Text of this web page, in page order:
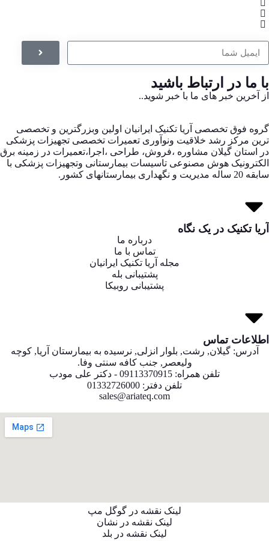
با ما در ارتباط باشید
از آخرین خبر های ما با خبر شوید..
گروه فوق تخصصی آریا تکنیک ایرانیان اولین وبزرگترین و تخصصی
ترین مرکز رشد خلاقیت ونوآوری تعمیرات تخصصی تجهیزات پزشکی
در استان گیلان مشاوره ،فروش، طراحی ،اجرا،تعمیرات در زمینه برق
الکترونیک هوش مصنوعی تاسیسات بیمارستانی وتجهیزات پزشکی با
سابقه 20 ساله مدیریت و نگهداری بیمارستانهای کشور.
آریا تکنیک در یک نگاه
درباره ما
تماس با ما
مجله آریا تکنیک ایرانیان
پشتیبانی بله
پشتیبانی روبیکا
اطلاعات تماس
آدرس: گیلان, رشت, بلوار انزلی, نرسیده به بیمارستان آریا, کوچه
ولیعصر, جنب کافه سنتی وفا.
تلفن همراه: 09113370915 - دکتر علی مودب
تلفن دفتر: 01332726000
sales@ariateq.com
لینک نقشه در گوگل مپ
لینک نقشه در نشان
لینک نقشه در بلد